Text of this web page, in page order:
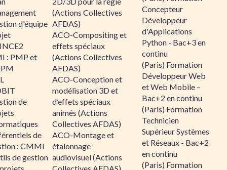
d'équipe
: PMP et
de
de
: CMMI
de gestion
(Actions Collectives
AFDAS)
ACO-Compositing et
effets spéciaux
(Actions Collectives
AFDAS)
ACO-Conception et
modélisation 3D et
d’effets spéciaux
animés (Actions
Collectives AFDAS)
ACO-Montage et
étalonnage
audiovisuel (Actions
Concepteur
Développeur
d'Applications
Python - Bac+3 en
continu
(Paris) Formation
Développeur Web
et Web Mobile –
Bac+2 en continu
(Paris) Formation
Technicien
Supérieur Systèmes
et Réseaux - Bac+2
en continu
(Paris) Formation